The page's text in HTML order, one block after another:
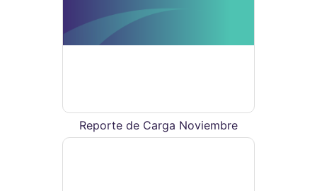
Reporte de Carga Noviembre